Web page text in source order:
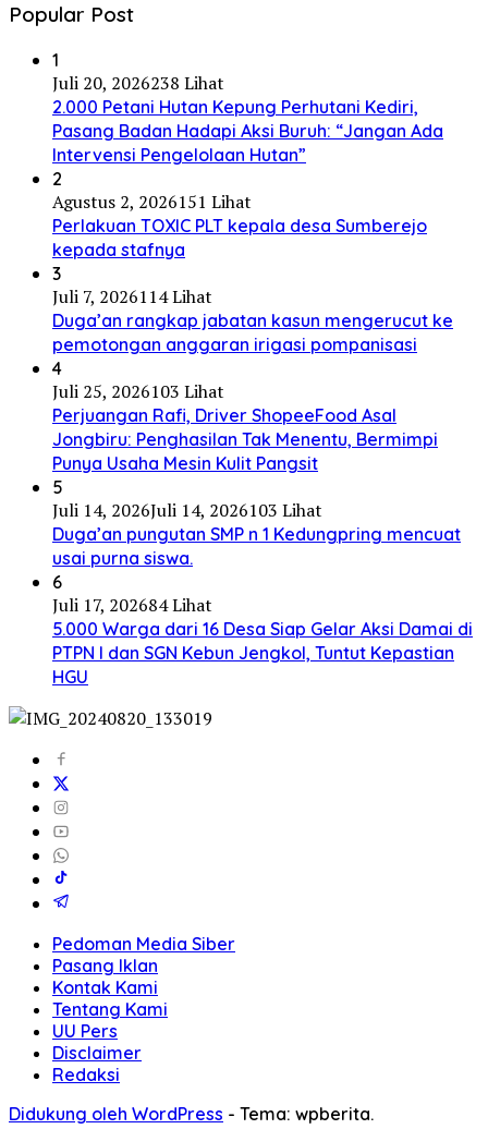
Popular Post
1
Juli 20, 2026238 Lihat
2.000 Petani Hutan Kepung Perhutani Kediri,
Pasang Badan Hadapi Aksi Buruh: “Jangan Ada
Intervensi Pengelolaan Hutan”
2
Agustus 2, 2026151 Lihat
Perlakuan TOXIC PLT kepala desa Sumberejo
kepada stafnya
3
Juli 7, 2026114 Lihat
Duga’an rangkap jabatan kasun mengerucut ke
pemotongan anggaran irigasi pompanisasi
4
Juli 25, 2026103 Lihat
Perjuangan Rafi, Driver ShopeeFood Asal
Jongbiru: Penghasilan Tak Menentu, Bermimpi
Punya Usaha Mesin Kulit Pangsit
5
Juli 14, 2026Juli 14, 2026103 Lihat
Duga’an pungutan SMP n 1 Kedungpring mencuat
usai purna siswa.
6
Juli 17, 202684 Lihat
5.000 Warga dari 16 Desa Siap Gelar Aksi Damai di
PTPN I dan SGN Kebun Jengkol, Tuntut Kepastian
HGU
Pedoman Media Siber
Pasang Iklan
Kontak Kami
Tentang Kami
UU Pers
Disclaimer
Redaksi
Didukung oleh WordPress - Tema: wpberita.